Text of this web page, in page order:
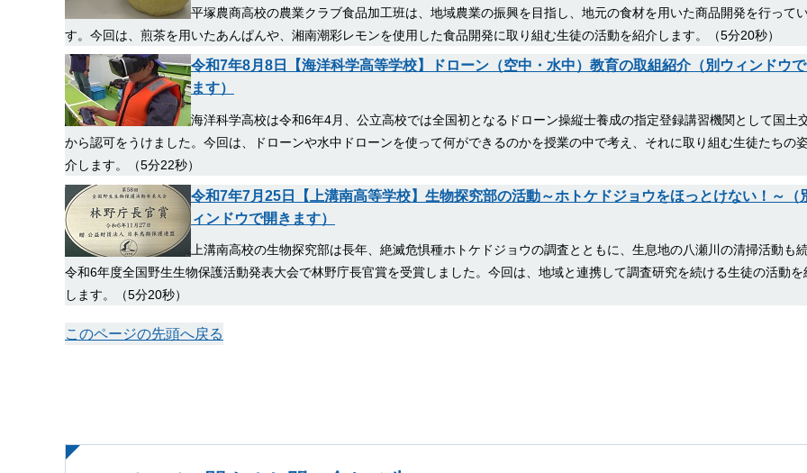
平塚農商高校の農業クラブ食品加工班は、地域農業の振興を目指し、地元の食材を用いた商品開発を行って
す。今回は、煎茶を用いたあんぱんや、湘南潮彩レモンを使用した食品開発に取り組む生徒の活動を紹介します。（5分20秒）
令和7年8月8日【海洋科学高等学校】ドローン（空中・水中）教育の取組紹介（別ウィンドウ
ます）
海洋科学高校は令和6年4月、公立高校では全国初となるドローン操縦士養成の指定登録講習機関として国土
から認可をうけました。今回は、ドローンや水中ドローンを使って何ができるのかを授業の中で考え、それに取り組む生徒たちの
介します。（5分22秒）
令和7年7月25日【上溝南高等学校】生物探究部の活動～ホトケドジョウをほっとけない！～（
ィンドウで開きます）
上溝南高校の生物探究部は長年、絶滅危惧種ホトケドジョウの調査とともに、生息地の八瀬川の清掃活動も続
令和6年度全国野生生物保護活動発表大会で林野庁長官賞を受賞しました。今回は、地域と連携して調査研究を続ける生徒の活動を
します。（5分20秒）
このページの先頭へ戻る